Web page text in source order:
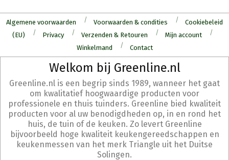
Algemene voorwaarden Voorwaarden & condities
Cookiebeleid
(EU)
Privacy Verzenden & Retouren
Mijn account
Winkelmand
Contact
Menu
Welkom bij Greenline.nl
Greenline.nl is een begrip sinds 1989, wanneer het gaat
om kwalitatief hoogwaardige producten voor
professionele en thuis tuinders. Greenline bied kwaliteit
producten voor al uw benodigdheden op, in en rond het
huis, de tuin of de keuken. Zo levert Greenline
bijvoorbeeld hoge kwaliteit keukengereedschappen en
keukenmessen van het merk Triangle uit het Duitse
Solingen.